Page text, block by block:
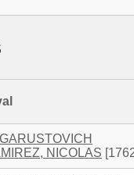
GARUSTOVICH
NICOLAS